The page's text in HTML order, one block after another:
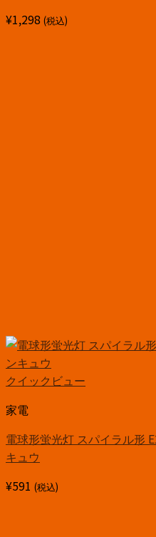
¥1,298 (税込)
クイックビュー
家電
電球形蛍光灯 スパイラル形
キュウ
¥591 (税込)